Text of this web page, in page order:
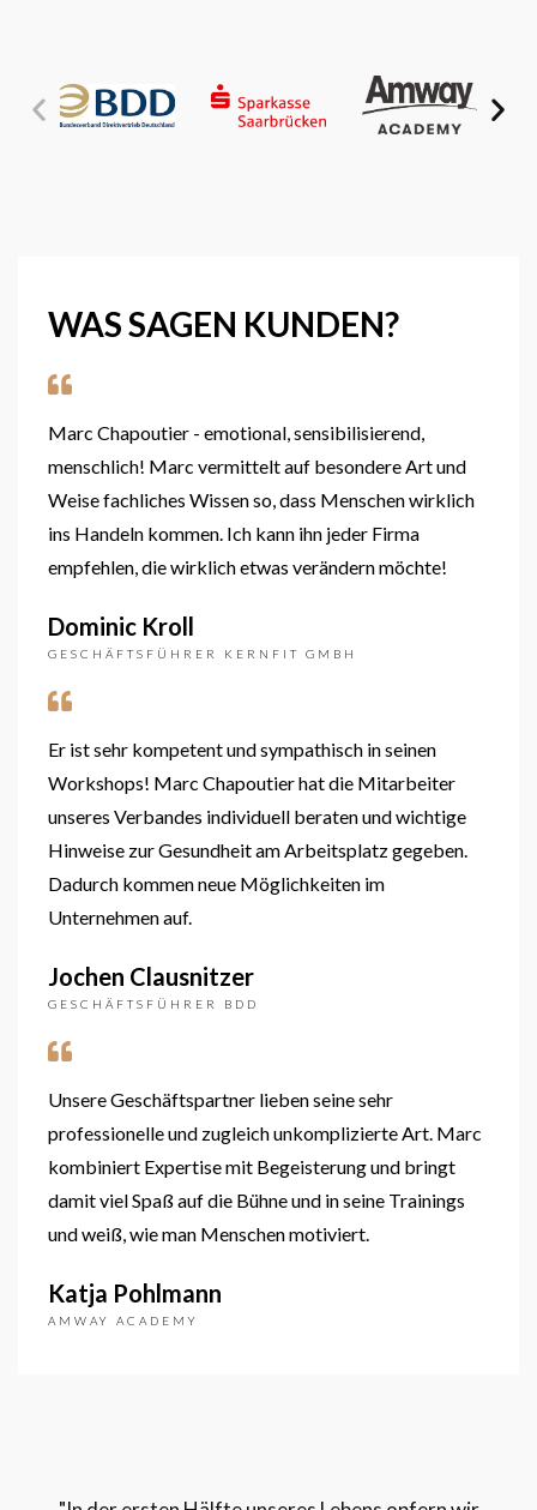
WAS SAGEN KUNDEN?
Marc Chapoutier - emotional, sensibilisierend,
menschlich! Marc vermittelt auf besondere Art und
Weise fachliches Wissen so, dass Menschen wirklich
ins Handeln kommen. Ich kann ihn jeder Firma
empfehlen, die wirklich etwas verändern möchte!
Dominic Kroll
GESCHÄFTSFÜHRER KERNFIT GMBH
Er ist sehr kompetent und sympathisch in seinen
Workshops! Marc Chapoutier hat die Mitarbeiter
unseres Verbandes individuell beraten und wichtige
Hinweise zur Gesundheit am Arbeitsplatz gegeben.
Dadurch kommen neue Möglichkeiten im
Unternehmen auf.
Jochen Clausnitzer
GESCHÄFTSFÜHRER BDD
Unsere Geschäftspartner lieben seine sehr
professionelle und zugleich unkomplizierte Art. Marc
kombiniert Expertise mit Begeisterung und bringt
damit viel Spaß auf die Bühne und in seine Trainings
und weiß, wie man Menschen motiviert.
Katja Pohlmann
AMWAY ACADEMY